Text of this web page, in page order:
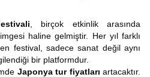
, birçok etkinlik arasında
haline gelmiştir. Her yıl farklı
festival, sadece sanat değil aynı
bir platformdur.
Japonya tur fiyatları artacaktır.